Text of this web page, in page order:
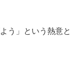
う」という熱意と